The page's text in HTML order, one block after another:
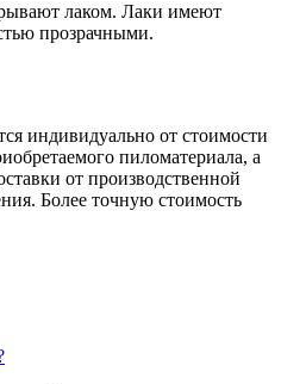
лаком. Лаки имеют
прозрачными.
индивидуально от стоимости
пиломатериала, а
от производственной
Более точную стоимость